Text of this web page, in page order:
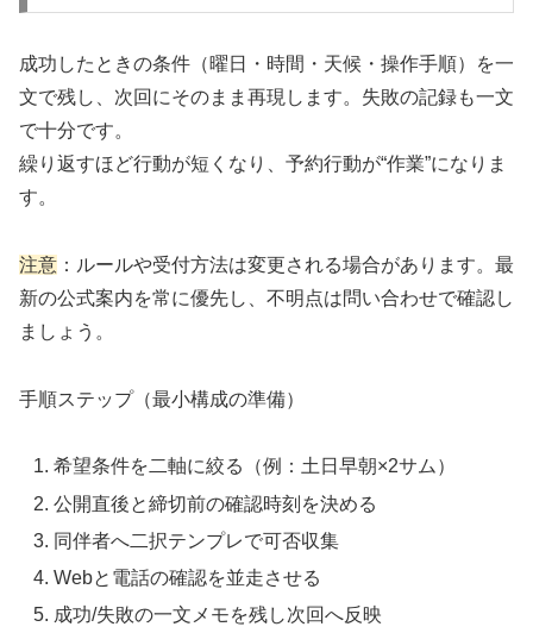
成功したときの条件（曜日・時間・天候・操作手順）を一
文で残し、次回にそのまま再現します。失敗の記録も一文
で十分です。
繰り返すほど行動が短くなり、予約行動が“作業”になりま
す。
注意 ：ルールや受付方法は変更される場合があります。最
新の公式案内を常に優先し、不明点は問い合わせで確認し
ましょう。
手順ステップ（最小構成の準備）
希望条件を二軸に絞る（例：土日早朝×2サム）
公開直後と締切前の確認時刻を決める
同伴者へ二択テンプレで可否収集
Webと電話の確認を並走させる
成功/失敗の一文メモを残し次回へ反映